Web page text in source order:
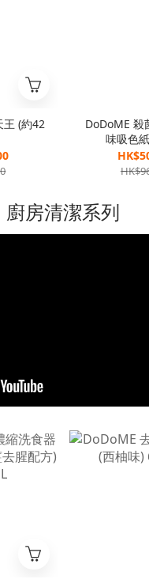
王 (約42
DoDoME 殺
味吸色
廚房清潔系列